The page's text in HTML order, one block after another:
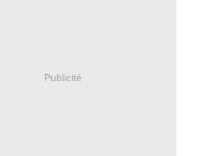
Publicité